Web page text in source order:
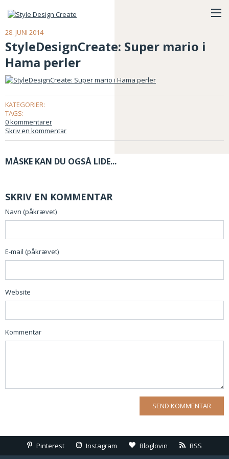
28. JUNI 2014
StyleDesignCreate: Super mario i
Hama perler
KATEGORIER:
TAGS:
0 kommentarer
Skriv en kommentar
MÅSKE KAN DU OGSÅ LIDE...
SKRIV EN KOMMENTAR
Navn (påkrævet)
E-mail (påkrævet)
Website
Kommentar
Pinterest Instagram Bloglovin RSS